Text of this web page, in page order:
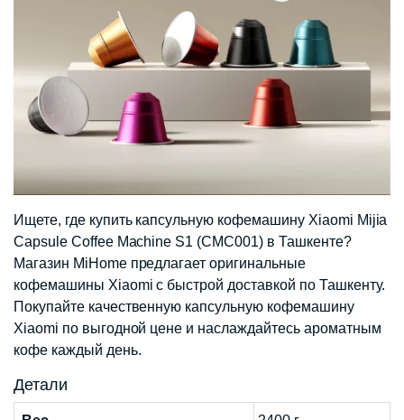
Ищете, где купить капсульную кофемашину Xiaomi Mijia
Capsule Coffee Machine S1 (CMC001) в Ташкенте?
Магазин MiHome предлагает оригинальные
кофемашины Xiaomi с быстрой доставкой по Ташкенту.
Покупайте качественную капсульную кофемашину
Xiaomi по выгодной цене и наслаждайтесь ароматным
кофе каждый день.​
Детали